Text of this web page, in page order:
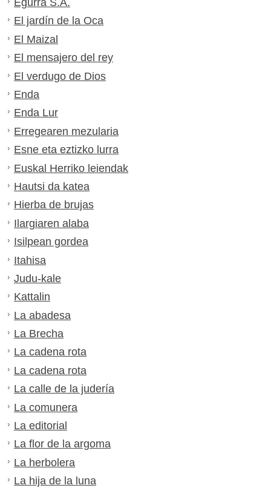
Egurra S.A.
El jardín de la Oca
El Maizal
El mensajero del rey
El verdugo de Dios
Enda
Enda Lur
Erregearen mezularia
Esne eta eztizko lurra
Euskal Herriko leiendak
Hautsi da katea
Hierba de brujas
Ilargiaren alaba
Isilpean gordea
Itahisa
Judu-kale
Kattalin
La abadesa
La Brecha
La cadena rota
La cadena rota
La calle de la judería
La comunera
La editorial
La flor de la argoma
La herbolera
La hija de la luna